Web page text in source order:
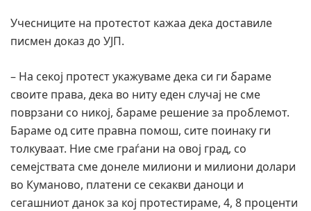
Учесниците на протестот кажаа дека доставиле
писмен доказ до УЈП.
– На секој протест укажуваме дека си ги бараме
своите права, дека во ниту еден случај не сме
поврзани со никој, бараме решение за проблемот.
Бараме од сите правна помош, сите поинаку ги
толкуваат. Ние сме граѓани на овој град, со
семејствата сме донеле милиони и милиони долари
во Куманово, платени се секакви даноци и
сегашниот данок за кој протестираме, 4, 8 проценти